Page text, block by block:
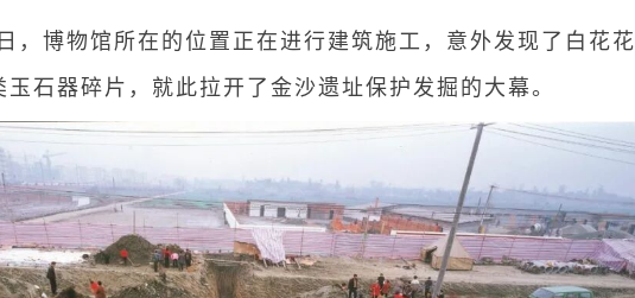
，博物馆所在的位置正在进行建筑施工，意外发现了白花花
石器碎片，就此拉开了金沙遗址保护发掘的大幕。